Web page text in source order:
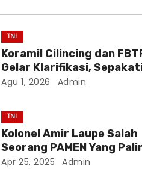
TNI
Koramil Cilincing dan
Gelar Klarifikasi,
Penyelesaian Persoalan
Agu 1, 2026 Admin
TNI
Kolonel Amir Laupe Salah
Seorang PAMEN Yang
Menonjol dan Terkenal
Apr 25, 2025 Admin